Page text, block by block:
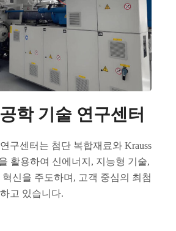
학 기술 연구센터
구센터는 첨단 복합재료와 Krauss
활용하여 신에너지, 지능형 기술,
신을 주도하며, 고객 중심의 최첨
고 있습니다.